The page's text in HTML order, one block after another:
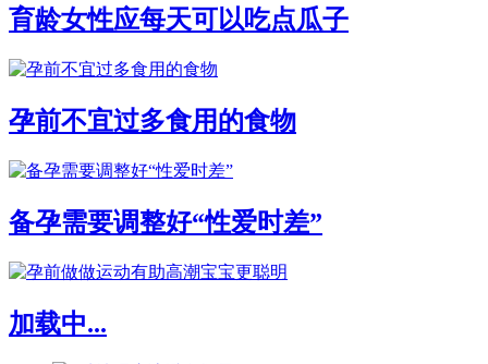
育龄女性应每天可以吃点瓜子
孕前不宜过多食用的食物
备孕需要调整好“性爱时差”
加载中...